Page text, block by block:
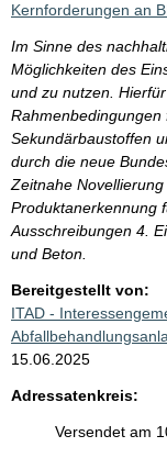
Kernforderungen an
Im Sinne des
Möglichkeiten des
und zu nutzen.
Sekundärbaustoffen
durch die neue
Zeitnahe
Produktanerkennung
Ausschreibungen 4.
und Beton.
Bereitgestellt von:
ITAD -
15.06.2025
Adressatenkreis:
Versendet am